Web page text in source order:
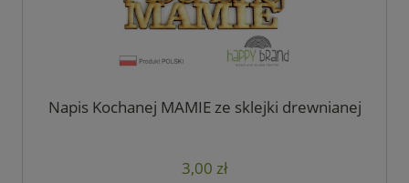
Napis Kochanej MAMIE ze sklejki drewnianej
3,00 zł